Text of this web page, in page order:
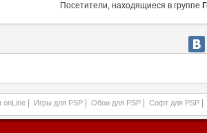
Посетители, находящиеся в группе
onLine Игры для PSP Обои для PSP Софт для PSP